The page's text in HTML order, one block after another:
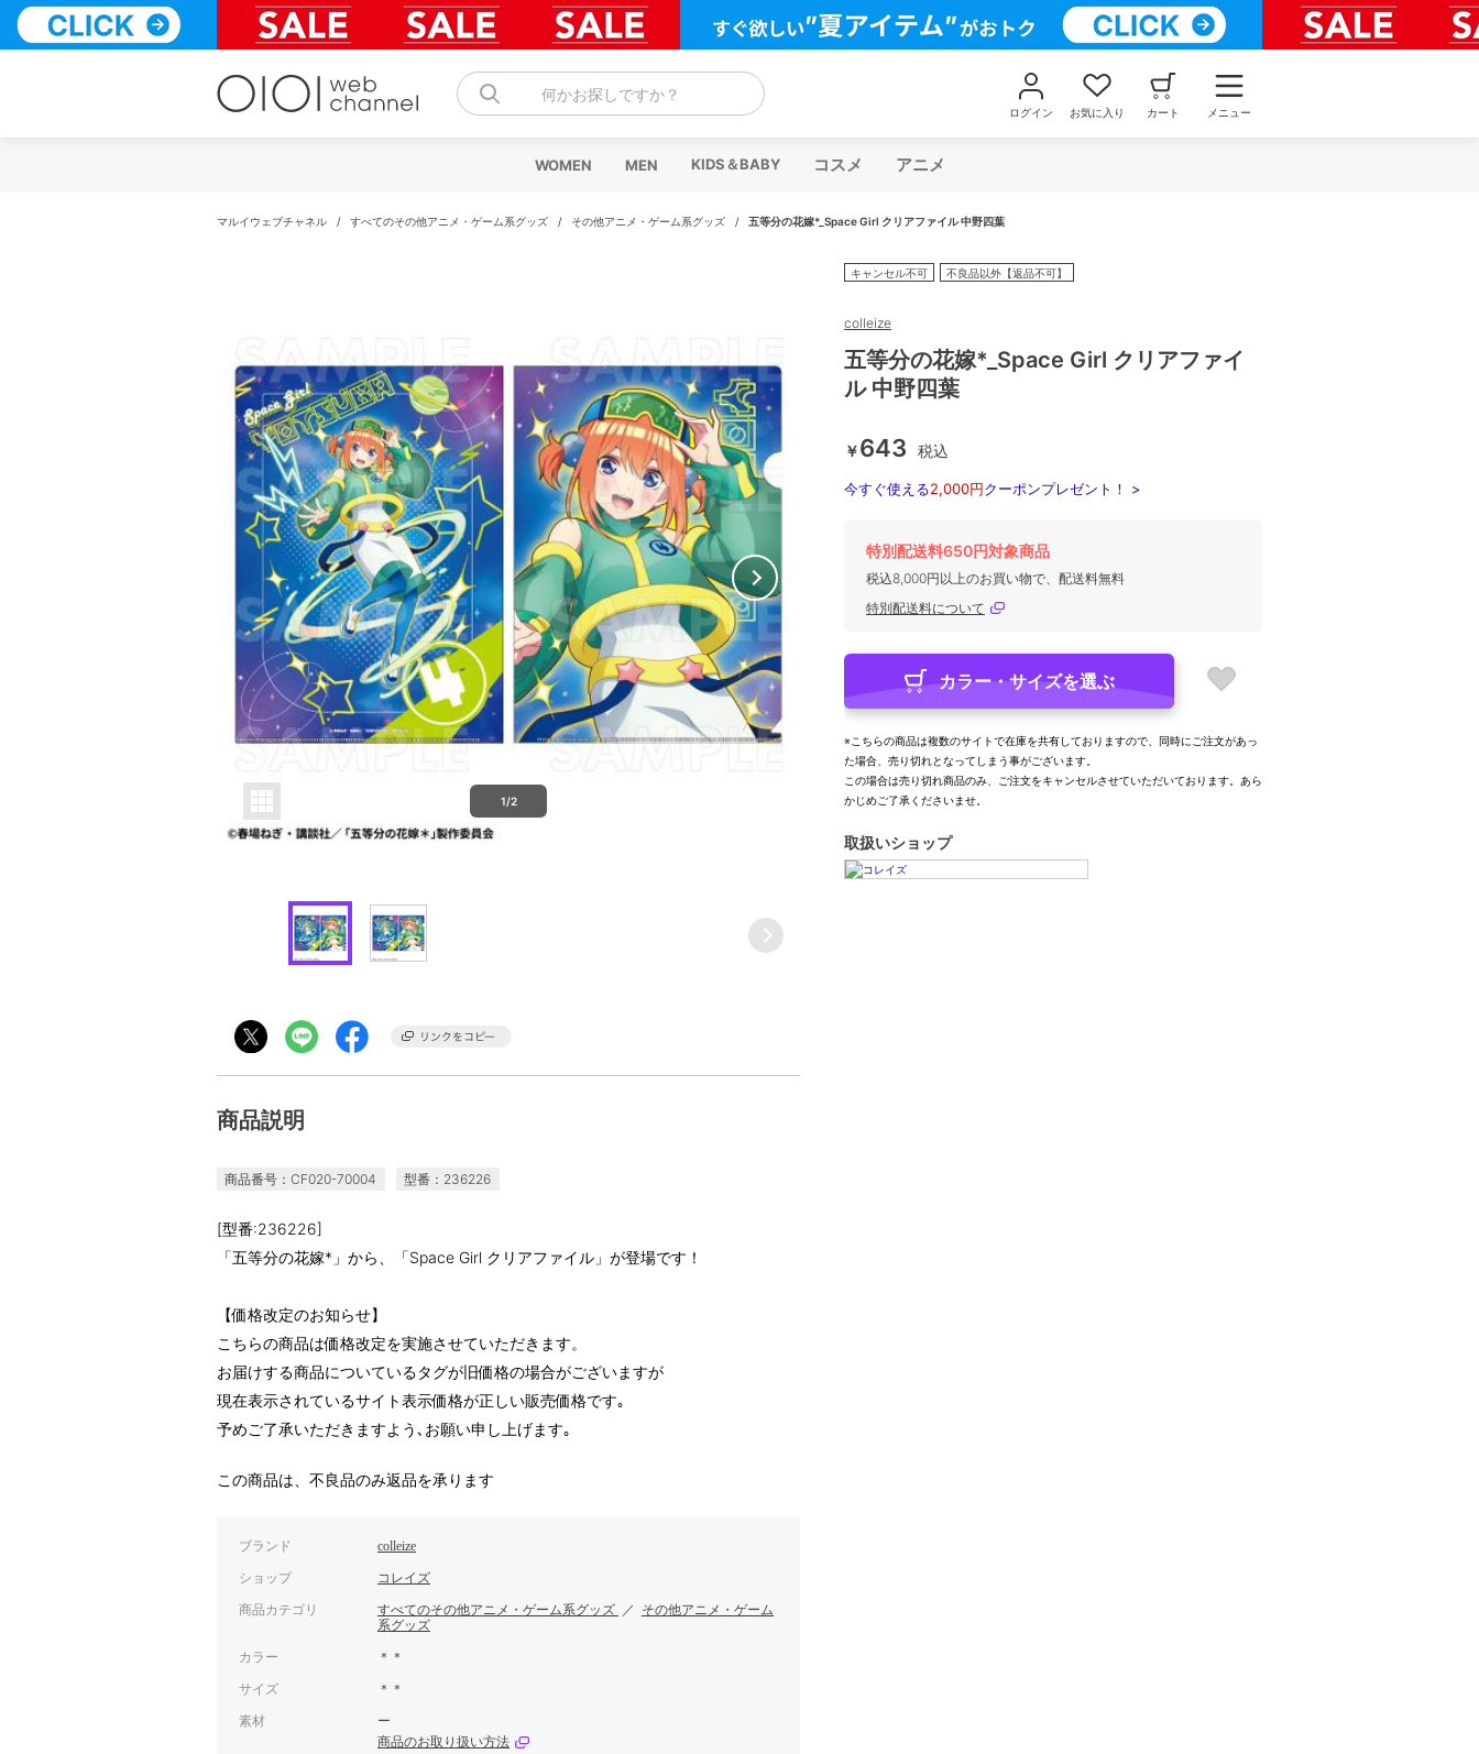
テ
何かお探しですか？
ログイン お気に入り カート メニュー
WOMEN MEN KIDS＆BABY コスメ アニメ
マルイウェブチャネル / すべてのその他アニメ・ゲーム系グッズ / その他アニメ・ゲーム系グッズ / 五等分の花嫁*_Space Girl クリアファイル 中野四葉
1/2
商品説明
商品番号：CF020-70004 型番：236226
[型番:236226]
「五等分の花嫁*」から、「Space Girl クリアファイル」が登場です！
【価格改定のお知らせ】
こちらの商品は価格改定を実施させていただきます。
お届けする商品についているタグが旧価格の場合がございますが
現在表示されているサイト表示価格が正しい販売価格です｡
予めご了承いただきますよう､お願い申し上げます｡
この商品は、不良品のみ返品を承ります
ブランド colleize
ショップ コレイズ
商品カテゴリ すべてのその他アニメ・ゲーム系グッズ ／ その他アニメ・ゲーム
系グッズ
カラー ＊＊
サイズ ＊＊
素材
ー
商品のお取り扱い方法
キャンセル不可 不良品以外【返品不可】
colleize
五等分の花嫁*_Space Girl クリアファイ
ル 中野四葉
￥643 税込
今すぐ使える2,000円クーポンプレゼント！ >
特別配送料650円対象商品
税込8,000円以上のお買い物で、配送料無料
特別配送料について
カラー・サイズを選ぶ
※こちらの商品は複数のサイトで在庫を共有しておりますので、同時にご注文があっ
た場合、売り切れとなってしまう事がございます。
この場合は売り切れ商品のみ、ご注文をキャンセルさせていただいております。あら
かじめご了承くださいませ。
取扱いショップ